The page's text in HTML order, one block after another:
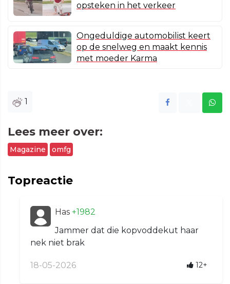
opsteken in het verkeer
Ongeduldige automobilist keert
op de snelweg en maakt kennis
met moeder Karma
1
Lees meer over:
Magazine omfg
Topreactie
Has +1982
Jammer dat die kopvoddekut haar
nek niet brak
18-05-2026 12+